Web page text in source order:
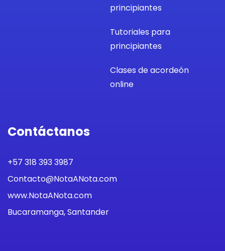
principiantes
Tutoriales para
principiantes
Clases de acordeón
online
Contáctanos
+57 318 393 3987
Contacto@NotaANota.com
www.NotaANota.com
Bucaramanga, Santander